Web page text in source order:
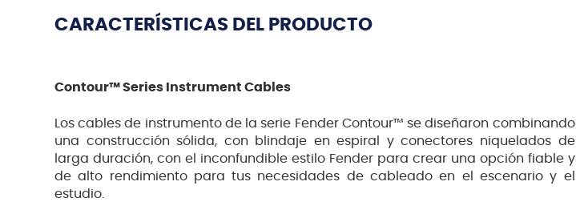
CARACTERÍSTICAS DEL PRODUCTO
Contour™ Series Instrument Cables
Los cables de instrumento de la serie Fender Contour™ se diseñaron combinando
una construcción sólida, con blindaje en espiral y conectores niquelados de
larga duración, con el inconfundible estilo Fender para crear una opción fiable y
de alto rendimiento para tus necesidades de cableado en el escenario y el
estudio.